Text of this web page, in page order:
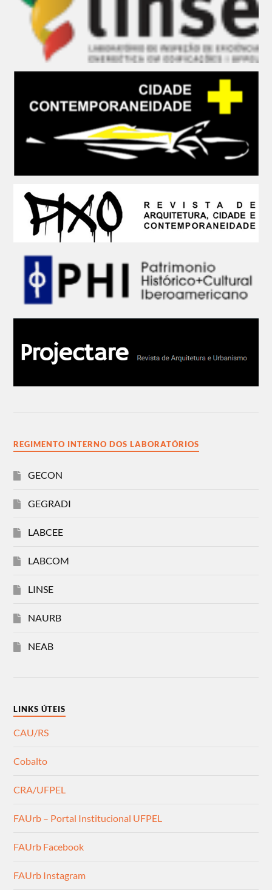
REGIMENTO INTERNO DOS LABORATÓRIOS
GECON
GEGRADI
LABCEE
LABCOM
LINSE
NAURB
NEAB
LINKS ÚTEIS
CAU/RS
Cobalto
CRA/UFPEL
FAUrb – Portal Institucional UFPEL
FAUrb Facebook
FAUrb Instagram